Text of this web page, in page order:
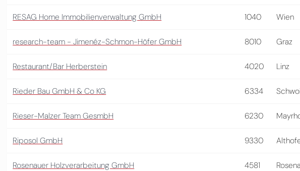
RESAG Home Immobilienverwaltung GmbH 1040 Wien
research-team - Jimenéz-Schmon-Höfer GmbH 8010 Graz
Restaurant/Bar Herberstein 4020 Linz
Rieder Bau GmbH & Co KG 6334
Rieser-Malzer Team GesmbH 6230
Riposol GmbH 9330
Rosenauer Holzverarbeitung GmbH 4581